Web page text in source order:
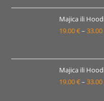
Majica ili
19.00€– 33.00
Majica ili
19.00€– 33.00